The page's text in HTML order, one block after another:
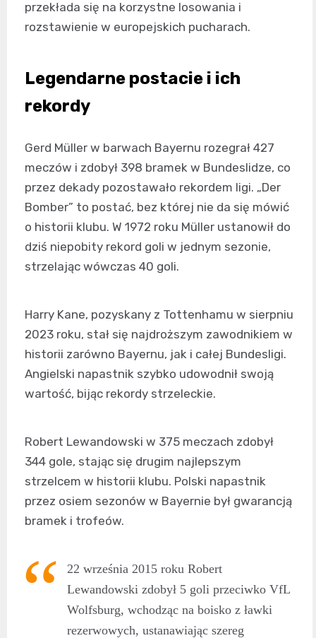
przekłada się na korzystne losowania i
rozstawienie w europejskich pucharach.
Legendarne postacie i ich
rekordy
Gerd Müller w barwach Bayernu rozegrał 427
meczów i zdobył 398 bramek w Bundeslidze, co
przez dekady pozostawało rekordem ligi. „Der
Bomber” to postać, bez której nie da się mówić
o historii klubu. W 1972 roku Müller ustanowił do
dziś niepobity rekord goli w jednym sezonie,
strzelając wówczas 40 goli.
Harry Kane, pozyskany z Tottenhamu w sierpniu
2023 roku, stał się najdroższym zawodnikiem w
historii zarówno Bayernu, jak i całej Bundesligi.
Angielski napastnik szybko udowodnił swoją
wartość, bijąc rekordy strzeleckie.
Robert Lewandowski w 375 meczach zdobył
344 gole, stając się drugim najlepszym
strzelcem w historii klubu. Polski napastnik
przez osiem sezonów w Bayernie był gwarancją
bramek i trofeów.
22 września 2015 roku Robert
Lewandowski zdobył 5 goli przeciwko VfL
Wolfsburg, wchodząc na boisko z ławki
rezerwowych, ustanawiając szereg